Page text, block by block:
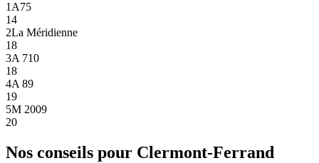
1A75
14
2La Méridienne
18
3A 710
18
4A 89
19
5M 2009
20
Nos conseils pour Clermont-Ferrand